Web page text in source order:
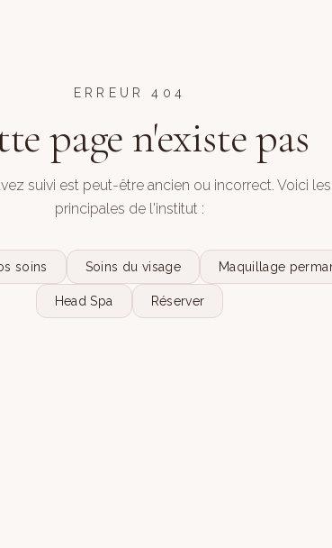
ERREUR 404
page n'existe pas
suivi est peut-être ancien ou incorrect. Voici
principales de l'institut :
soins Soins du visage Maquillage
Head Spa Réserver